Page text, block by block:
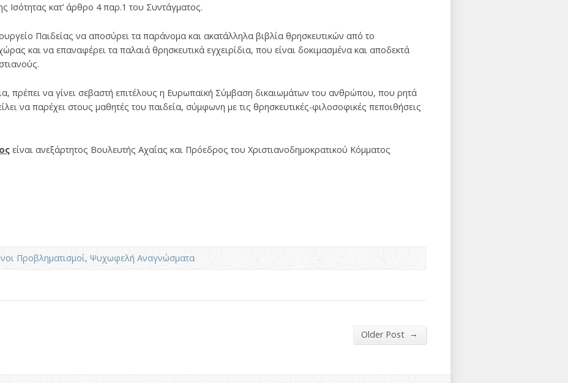
Ισότητας κατ’ άρθρο 4 παρ.1 του Συντάγματος.
Παιδείας να αποσύρει τα παράνομα και ακατάλληλα βιβλία θρησκευτικών από το
και να επαναφέρει τα παλαιά θρησκευτικά εγχειρίδια, που είναι δοκιμασμένα και αποδεκτά
πρέπει να γίνει σεβαστή επιτέλους η Ευρωπαϊκή Σύμβαση δικαιωμάτων του ανθρώπου, που ρητά
να παρέχει στους μαθητές του παιδεία, σύμφωνη με τις θρησκευτικές-φιλοσοφικές πεποιθήσεις
είναι ανεξάρτητος Βουλευτής Αχαΐας και Πρόεδρος του Χριστιανοδημοκρατικού Κόμματος
Προβληματισμοί, Ψυχωφελή Αναγνώσματα
Older Post →